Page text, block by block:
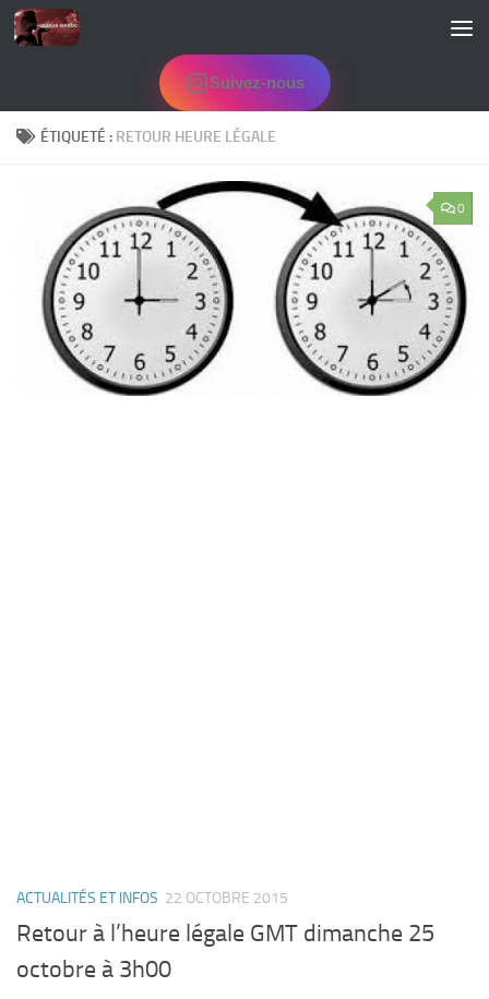
Skip to content
Suivez-nous
ÉTIQUETÉ : RETOUR HEURE LÉGALE
0
ACTUALITÉS ET INFOS 22 OCTOBRE 2015
Retour à l’heure légale GMT dimanche 25
octobre à 3h00